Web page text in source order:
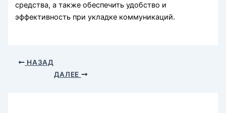
средства, а также обеспечить удобство и
эффективность при укладке коммуникаций.
НАЗАД
ДАЛЕЕ